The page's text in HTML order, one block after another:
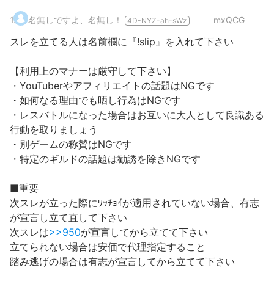
1. 名無しですよ、名無し！ 4D-NYZ-ah-sWz mxQCG
スレを立てる人は名前欄に『!slip』を入れて下さい
【利用上のマナーは厳守して下さい】
・YouTuberやアフィリエイトの話題はNGです
・如何なる理由でも晒し行為はNGです
・レスバトルになった場合はお互いに大人として良識ある
行動を取りましょう
・別ゲームの称賛はNGです
・特定のギルドの話題は勧誘を除きNGです
■重要
次スレが立った際にﾜｯﾁｮｲが適用されていない場合、有志
が宣言し立て直して下さい
次スレは>>950が宣言してから立てて下さい
立てられない場合は安価で代理指定すること
踏み逃げの場合は有志が宣言してから立てて下さい